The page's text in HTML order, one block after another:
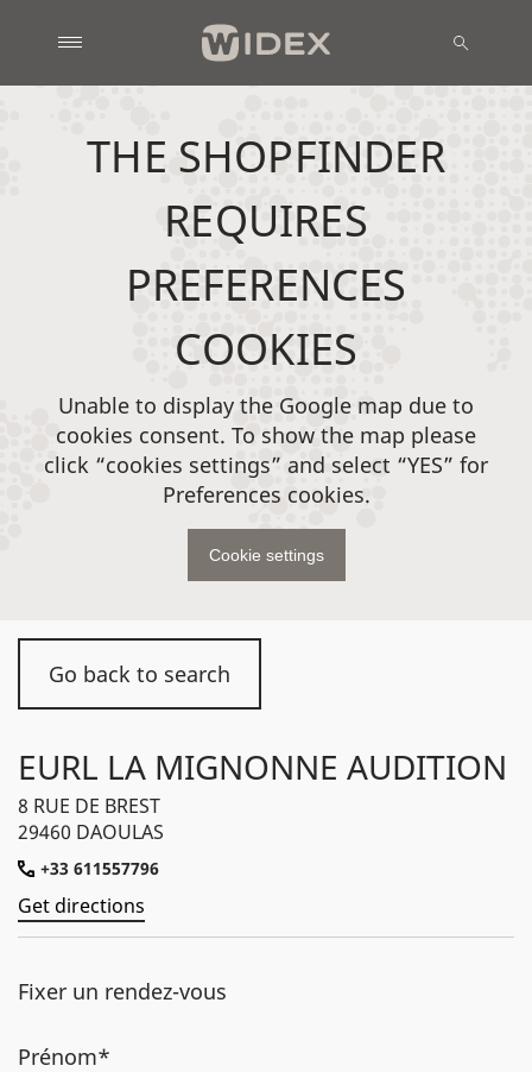
Go back to search
EURL LA MIGNONNE AUDITION
8 RUE DE BREST
29460 DAOULAS
+33 611557796
Get directions
Fixer un rendez-vous
Prénom*
THE SHOPFINDER
REQUIRES
PREFERENCES
COOKIES
Unable to display the Google map due to
cookies consent. To show the map please
click “cookies settings” and select “YES” for
Preferences cookies.
Cookie settings